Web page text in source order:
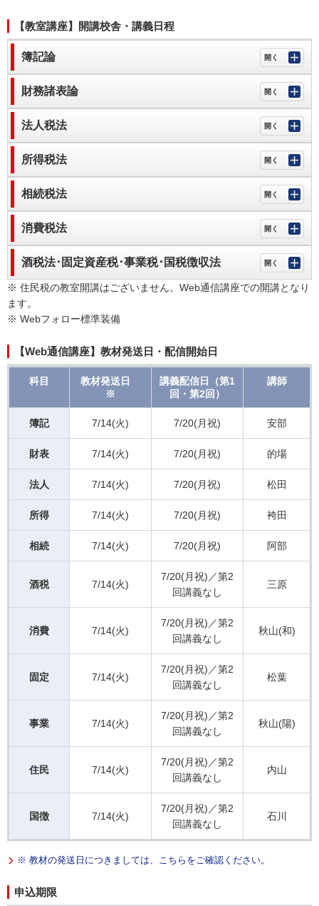
【教室講座】開講校舎・講義日程
簿記論
財務諸表論
法人税法
所得税法
相続税法
消費税法
酒税法･固定資産税･事業税･国税徴収法
※ 住民税の教室開講はございません。Web通信講座での開講となり
ます。
※ Webフォロー標準装備
【Web通信講座】教材発送日・配信開始日
科目
教材発送日
※
講義配信日（第1
回・第2回）
講師
簿記 7/14(火) 7/20(月祝) 安部
財表 7/14(火) 7/20(月祝) 的場
法人 7/14(火) 7/20(月祝) 松田
所得 7/14(火) 7/20(月祝) 袴田
相続 7/14(火) 7/20(月祝) 阿部
酒税 7/14(火)
7/20(月祝)／第2
回講義なし
三原
消費 7/14(火)
7/20(月祝)／第2
回講義なし
秋山(和)
固定 7/14(火)
7/20(月祝)／第2
回講義なし
松葉
事業 7/14(火)
7/20(月祝)／第2
回講義なし
秋山(陽)
住民 7/14(火)
7/20(月祝)／第2
回講義なし
内山
国徴 7/14(火)
7/20(月祝)／第2
回講義なし
石川
※ 教材の発送日につきましては、こちらをご確認ください。
申込期限